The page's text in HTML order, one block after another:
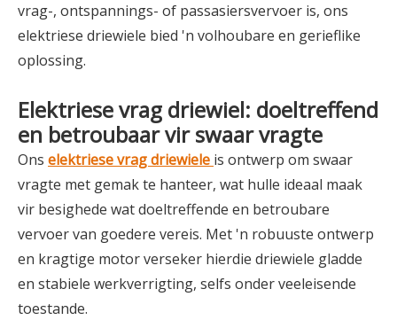
vrag-, ontspannings- of passasiersvervoer is, ons
elektriese driewiele bied 'n volhoubare en gerieflike
oplossing.
Elektriese vrag driewiel: doeltreffend
en betroubaar vir swaar vragte
Ons elektriese vrag driewiele is ontwerp om swaar
vragte met gemak te hanteer, wat hulle ideaal maak
vir besighede wat doeltreffende en betroubare
vervoer van goedere vereis. Met 'n robuuste ontwerp
en kragtige motor verseker hierdie driewiele gladde
en stabiele werkverrigting, selfs onder veeleisende
toestande.